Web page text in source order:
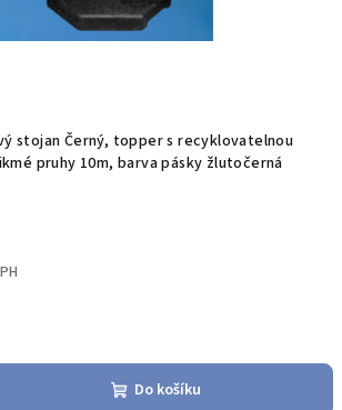
stojan Černý, topper s recyklovatelnou
pruhy 10m, barva pásky žlutočerná
Do košíku